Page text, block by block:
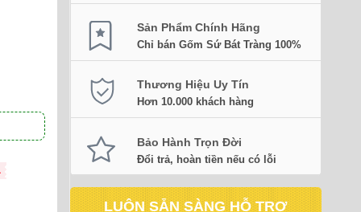
Sản Phẩm Chính Hãng
Chỉ bán Gốm Sứ Bát Tràng 100%
Thương Hiệu Uy Tín
Hơn 10.000 khách hàng
Bảo Hành Trọn Đời
Đổi trả, hoàn tiền nếu có lỗi
LUÔN SẴN SÀNG HỖ TRỢ